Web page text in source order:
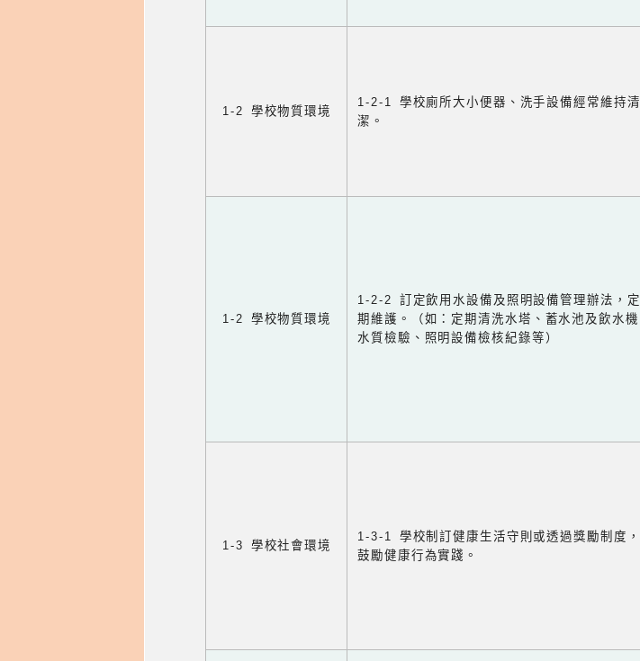
1-2 學校物質環境
1-2-1 學校廁所大小便器、洗手設備經常維持清
潔。
1-2 學校物質環境
1-2-2 訂定飲用水設備及照明設備管理辦法，定
期維護。（如：定期清洗水塔、蓄水池及飲水機
水質檢驗、照明設備檢核紀錄等）
1-3 學校社會環境
1-3-1 學校制訂健康生活守則或透過獎勵制度，
鼓勵健康行為實踐。